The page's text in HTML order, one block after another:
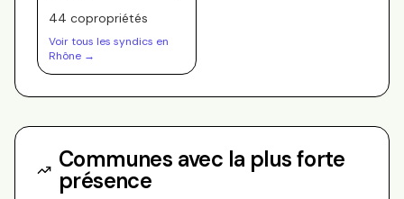
44 copropriétés
Voir tous les syndics en
Rhône →
Communes avec la plus forte
présence